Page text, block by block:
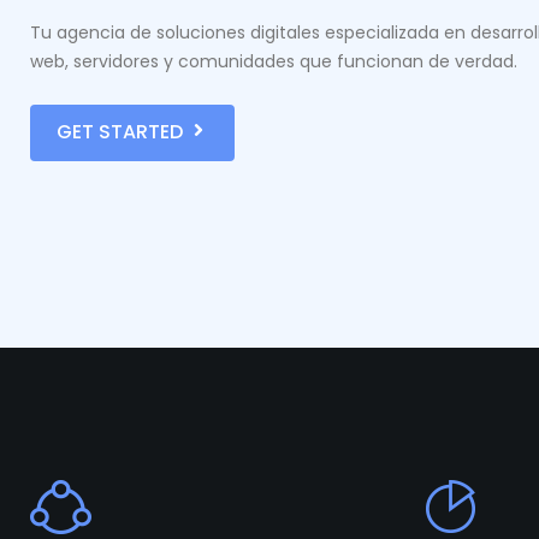
Tu agencia de soluciones digitales especializada en
web, servidores y comunidades que funcionan de verdad.
GET STARTED